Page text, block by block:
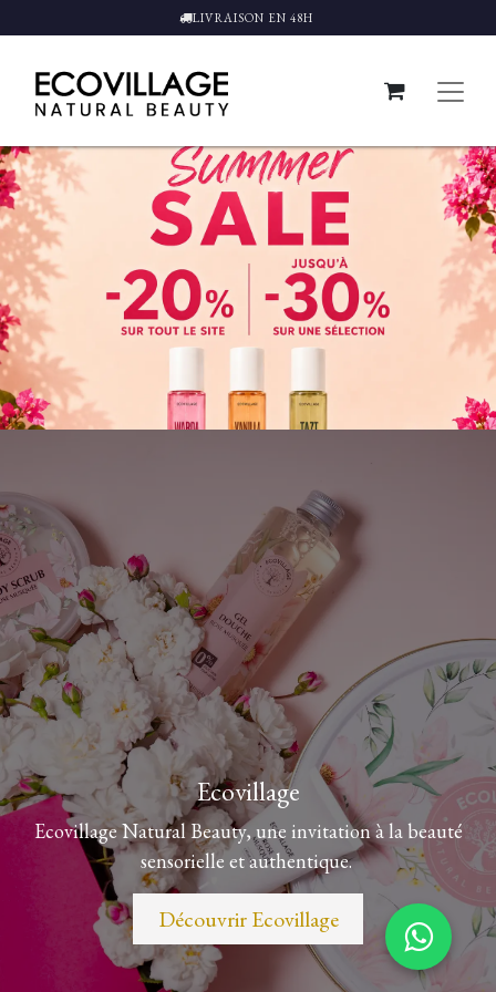
LIVRAISON EN 48H
Ecovillage
Ecovillage Natural Beauty, une invitation à la beauté
sensorielle et authentique.
Découvrir Ecovillage